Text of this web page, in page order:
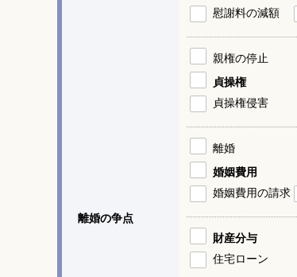
離婚の争点
慰謝料の減額
親権の停止
貞操権
貞操権侵害
離婚
婚姻費用
婚姻費用の請求
財産分与
住宅ローン